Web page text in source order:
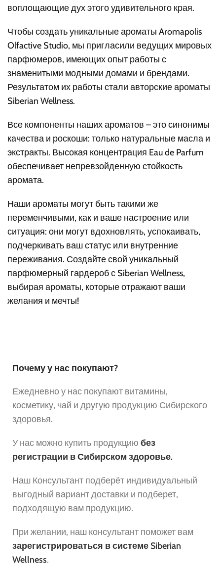
воплощающие дух этого удивительного края.
Чтобы создать уникальные ароматы Aromapolis
Olfactive Studio, мы пригласили ведущих мировых
парфюмеров, имеющих опыт работы с
знаменитыми модными домами и брендами.
Результатом их работы стали авторские ароматы
Siberian Wellness.
Все компоненты наших ароматов – это синонимы
качества и роскоши: только натуральные масла и
экстракты. Высокая концентрация Eau de Parfum
обеспечивает непревзойденную стойкость
аромата.
Наши ароматы могут быть такими же
переменчивыми, как и ваше настроение или
ситуация: они могут вдохновлять, успокаивать,
подчеркивать ваш статус или внутренние
переживания. Создайте свой уникальный
парфюмерный гардероб с Siberian Wellness,
выбирая ароматы, которые отражают ваши
желания и мечты!
Почему у нас покупают?
Ежедневно у нас покупают витамины,
косметику, чай и другую продукцию Сибирского
здоровья.
У нас можно купить продукцию без
регистрации в Сибирском здоровье.
Наш Консультант подберёт индивидуальный
выгодный вариант доставки и подберет,
подходящую вам продукцию.
При желании, наш консультант поможет вам
зарегистрироваться в системе Siberian
Wellness.